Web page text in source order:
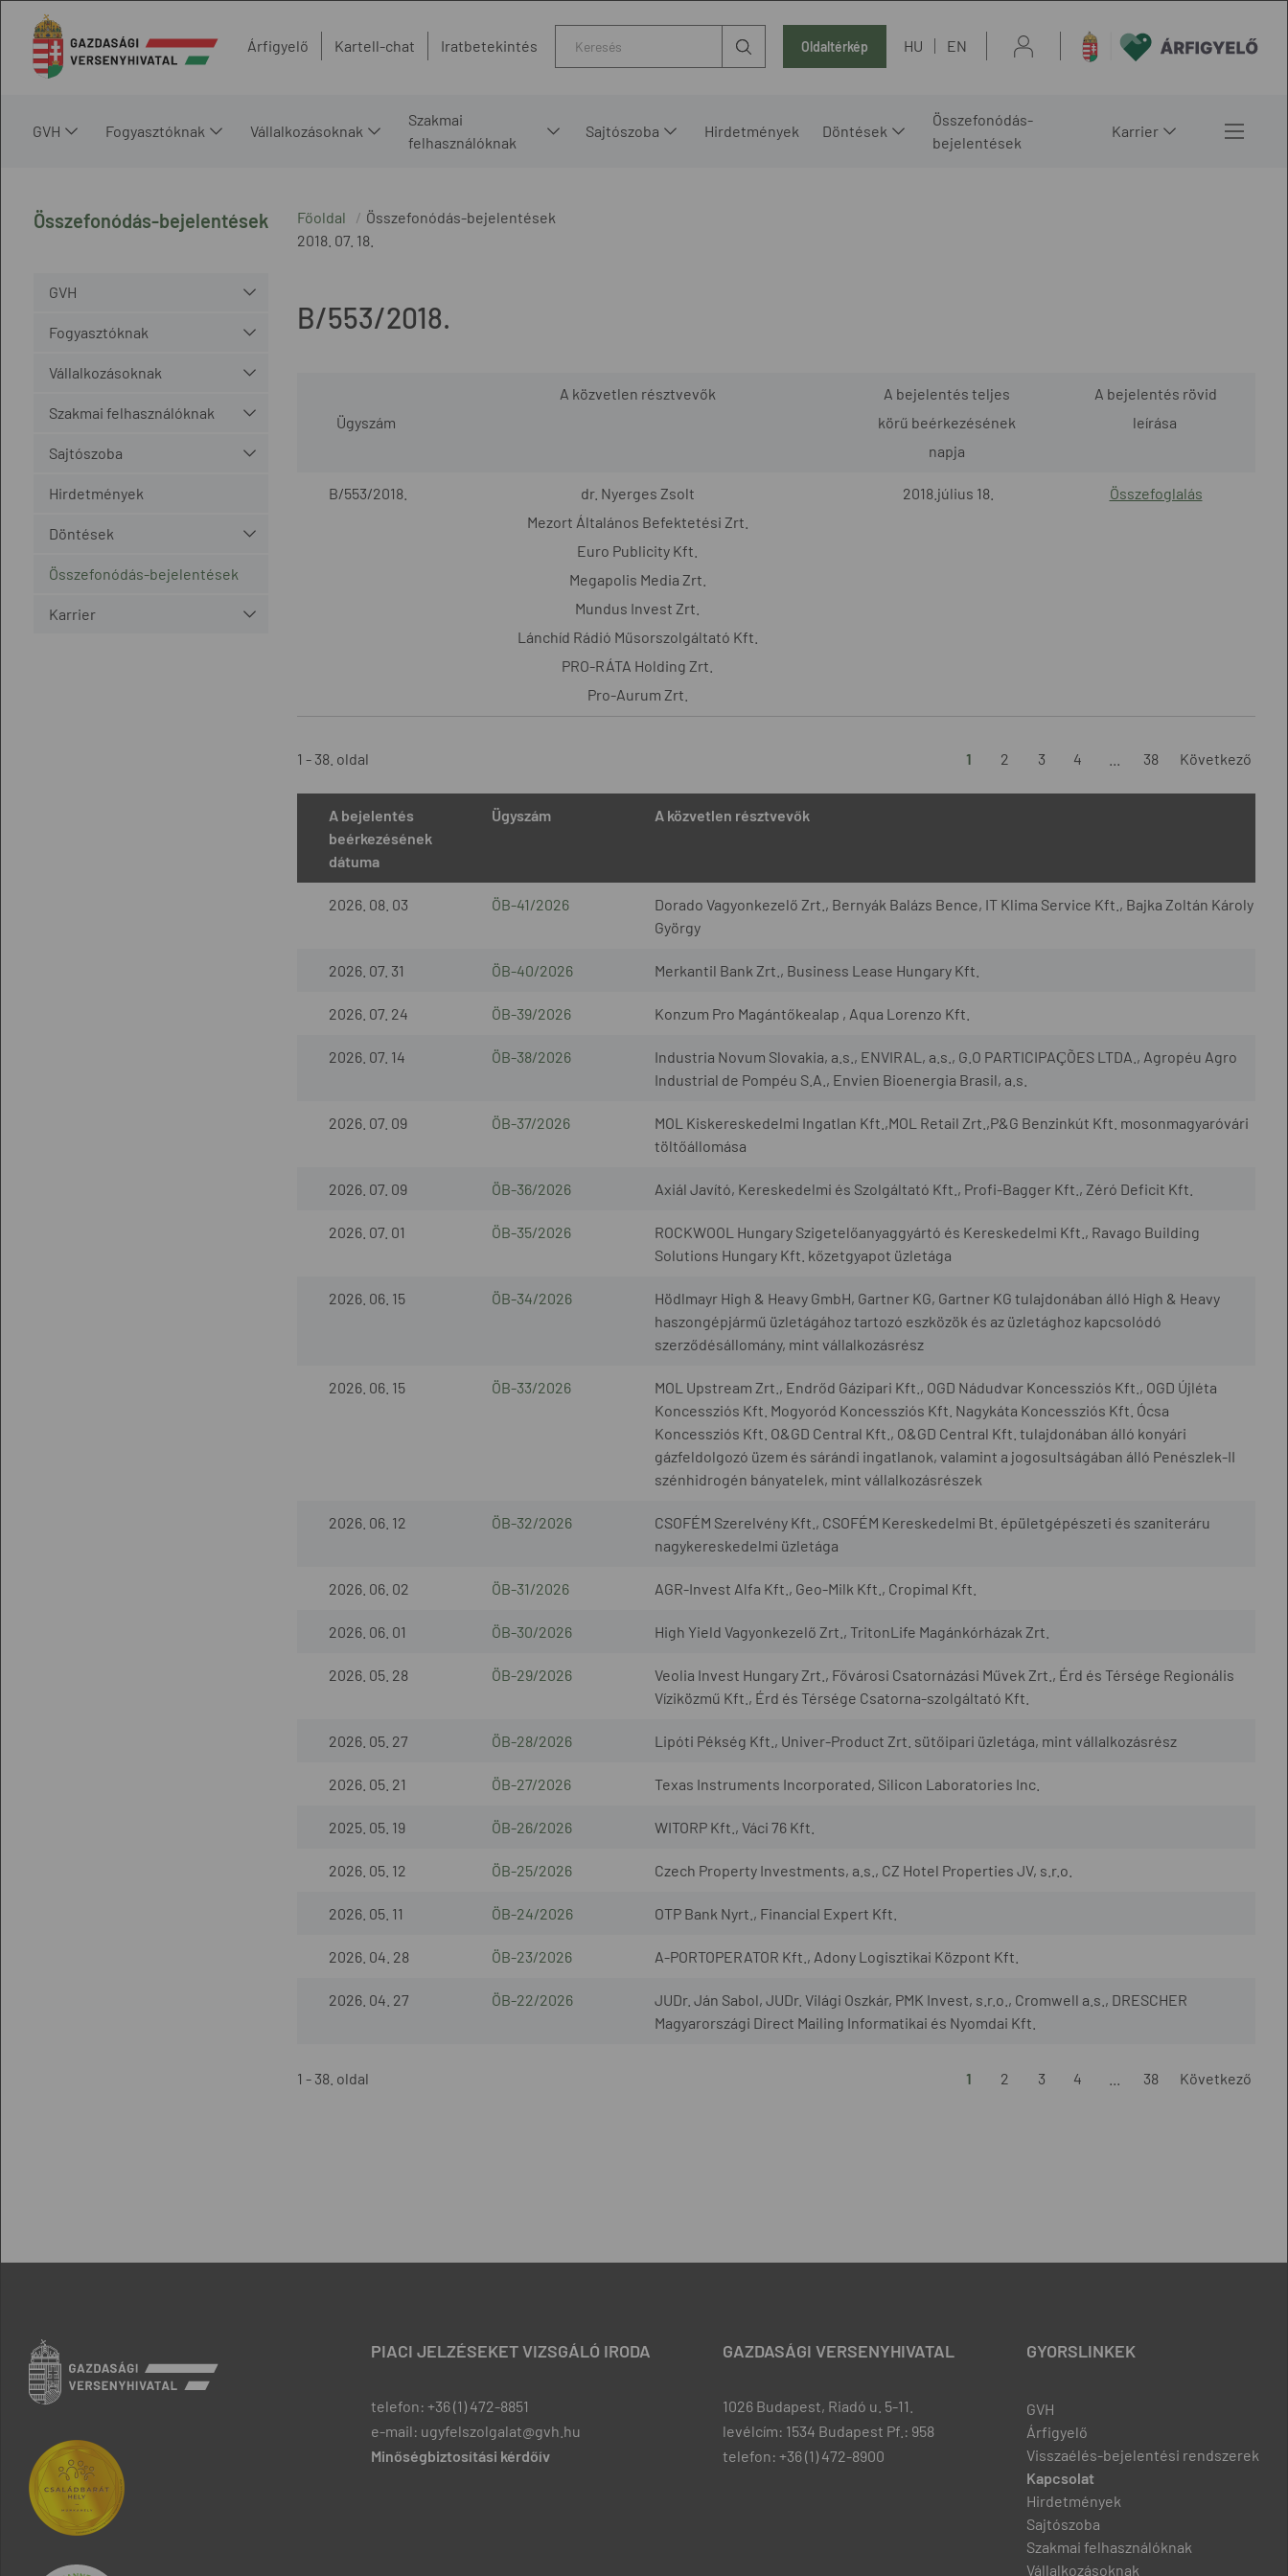
Árfigyelő Kartell-chat Iratbetekintés Oldaltérkép HU EN
GVH Fogyasztóknak Vállalkozásoknak
Szakmai
felhasználóknak
Sajtószoba Hirdetmények Döntések
Összefonódás-
bejelentések
Karrier
Összefonódás-bejelentések
GVH
Fogyasztóknak
Vállalkozásoknak
Szakmai felhasználóknak
Sajtószoba
Hirdetmények
Döntések
Összefonódás-bejelentések
Karrier
Főoldal
Összefonódás-bejelentések
2018. 07. 18.
B/553/2018.
Ügyszám
A közvetlen résztvevők
A bejelentés teljes
körű beérkezésének
napja
A bejelentés rövid
leírása
B/553/2018.
dr. Nyerges Zsolt
Mezort Általános Befektetési Zrt.
Euro Publicity Kft.
Megapolis Media Zrt.
Mundus Invest Zrt.
Lánchíd Rádió Műsorszolgáltató Kft.
PRO-RÁTA Holding Zrt.
Pro-Aurum Zrt.
2018.július 18. Összefoglalás
1 - 38. oldal 1 2 3 4 38 Következő
A bejelentés
beérkezésének
dátuma
Ügyszám A közvetlen résztvevők
2026. 08. 03 ÖB-41/2026
Dorado Vagyonkezelő Zrt., Bernyák Balázs Bence, IT Klima Service Kft., Bajka Zoltán Károly
György
2026. 07. 31 ÖB-40/2026 Merkantil Bank Zrt., Business Lease Hungary Kft.
2026. 07. 24 ÖB-39/2026 Konzum Pro Magántőkealap , Aqua Lorenzo Kft.
2026. 07. 14 ÖB-38/2026
Industria Novum Slovakia, a.s., ENVIRAL, a.s., G.O PARTICIPAÇÕES LTDA., Agropéu Agro
Industrial de Pompéu S.A., Envien Bioenergia Brasil, a.s.
2026. 07. 09 ÖB-37/2026
MOL Kiskereskedelmi Ingatlan Kft.,MOL Retail Zrt.,P&G Benzinkút Kft. mosonmagyaróvári
töltőállomása
2026. 07. 09 ÖB-36/2026 Axiál Javító, Kereskedelmi és Szolgáltató Kft., Profi-Bagger Kft., Zéró Deficit Kft.
2026. 07. 01 ÖB-35/2026
ROCKWOOL Hungary Szigetelőanyaggyártó és Kereskedelmi Kft., Ravago Building
Solutions Hungary Kft. kőzetgyapot üzletága
2026. 06. 15 ÖB-34/2026
Hödlmayr High & Heavy GmbH, Gartner KG, Gartner KG tulajdonában álló High & Heavy
haszongépjármű üzletágához tartozó eszközök és az üzletághoz kapcsolódó
szerződésállomány, mint vállalkozásrész
2026. 06. 15 ÖB-33/2026
MOL Upstream Zrt., Endrőd Gázipari Kft., OGD Nádudvar Koncessziós Kft., OGD Újléta
Koncessziós Kft. Mogyoród Koncessziós Kft. Nagykáta Koncessziós Kft. Ócsa
Koncessziós Kft. O&GD Central Kft., O&GD Central Kft. tulajdonában álló konyári
gázfeldolgozó üzem és sárándi ingatlanok, valamint a jogosultságában álló Penészlek-II
szénhidrogén bányatelek, mint vállalkozásrészek
2026. 06. 12 ÖB-32/2026
CSOFÉM Szerelvény Kft., CSOFÉM Kereskedelmi Bt. épületgépészeti és szaniteráru
nagykereskedelmi üzletága
2026. 06. 02 ÖB-31/2026 AGR-Invest Alfa Kft., Geo-Milk Kft., Cropimal Kft.
2026. 06. 01 ÖB-30/2026 High Yield Vagyonkezelő Zrt., TritonLife Magánkórházak Zrt.
2026. 05. 28 ÖB-29/2026
Veolia Invest Hungary Zrt., Fővárosi Csatornázási Művek Zrt., Érd és Térsége Regionális
Víziközmű Kft., Érd és Térsége Csatorna-szolgáltató Kft.
2026. 05. 27 ÖB-28/2026 Lipóti Pékség Kft., Univer-Product Zrt. sütőipari üzletága, mint vállalkozásrész
2026. 05. 21 ÖB-27/2026 Texas Instruments Incorporated, Silicon Laboratories Inc.
2025. 05. 19 ÖB-26/2026 WITORP Kft., Váci 76 Kft.
2026. 05. 12 ÖB-25/2026 Czech Property Investments, a.s., CZ Hotel Properties JV, s.r.o.
2026. 05. 11 ÖB-24/2026 OTP Bank Nyrt., Financial Expert Kft.
2026. 04. 28 ÖB-23/2026 A-PORTOPERATOR Kft., Adony Logisztikai Központ Kft.
2026. 04. 27 ÖB-22/2026
JUDr. Ján Sabol, JUDr. Világi Oszkár, PMK Invest, s.r.o., Cromwell a.s., DRESCHER
Magyarországi Direct Mailing Informatikai és Nyomdai Kft.
1 - 38. oldal 1 2 3 4 38 Következő
PIACI JELZÉSEKET VIZSGÁLÓ IRODA
telefon: +36 (1) 472-8851
e-mail: ugyfelszolgalat@gvh.hu
Minőségbiztosítási kérdőív
GAZDASÁGI VERSENYHIVATAL
1026 Budapest, Riadó u. 5-11.
levélcím: 1534 Budapest Pf.: 958
telefon: +36 (1) 472-8900
GYORSLINKEK
GVH
Árfigyelő
Visszaélés-bejelentési rendszerek
Kapcsolat
Hirdetmények
Sajtószoba
Szakmai felhasználóknak
Vállalkozásoknak